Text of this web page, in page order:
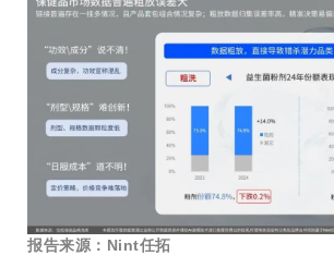
报告来源：Nint任拓